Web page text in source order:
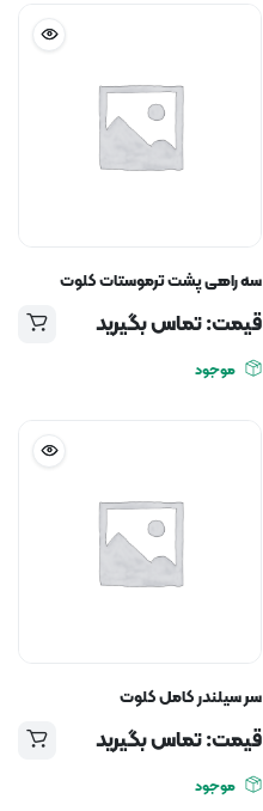
سه راهی پشت ترموستات کلوت
قیمت: تماس بگیرید
موجود
سر سیلندر کامل کلوت
قیمت: تماس بگیرید
موجود